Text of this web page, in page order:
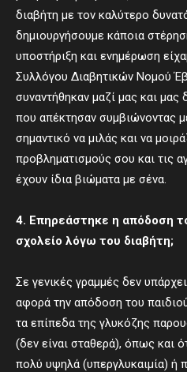
διαβήτη με τον καλύτερο
δημιουργήσουμε κάποια
υποστήριξη και ενημέρωση
Συλλόγου Διαβητικών Νομού
συναντήθηκαν μαζί μας και μας
που απέκτησαν συμβιώνοντας
σημαντικό να μιλάς και να
προβληματισμούς σου και τις
έχουν ίδια βιώματα με σένα.
4. Επηρεάστηκε η απόδοση
σχολείο λόγω του διαβήτη;
Σε γενικές γραμμές δεν
αφορά την απόδοση του
τα επίπεδα της γλυκόζης
(δεν είναι σταθερά), όπως και
πολύ υψηλά (υπεργλυκαιμία) ή